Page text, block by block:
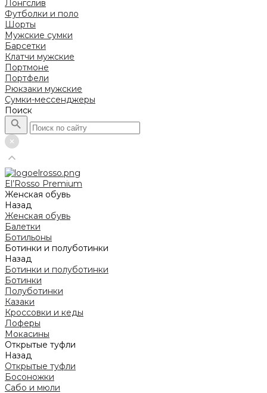
Лонгслив
Футболки и поло
Шорты
Мужские сумки
Барсетки
Клатчи мужские
Портмоне
Портфели
Рюкзаки мужские
Сумки-мессенджеры
Поиск
El’Rosso Premium
Женская обувь
Назад
Женская обувь
Балетки
Ботильоны
Ботинки и полуботинки
Назад
Ботинки и полуботинки
Ботинки
Полуботинки
Казаки
Кроссовки и кеды
Лоферы
Мокасины
Открытые туфли
Назад
Открытые туфли
Босоножки
Сабо и мюли